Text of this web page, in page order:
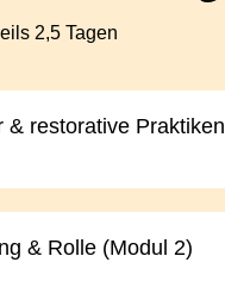
2,5 Tagen
& restorative Praktiken
& Rolle (Modul 2)